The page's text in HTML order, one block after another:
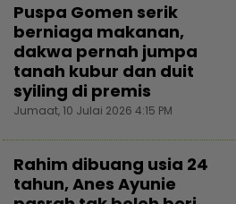
Puspa Gomen serik
berniaga makanan,
dakwa pernah jumpa
tanah kubur dan duit
syiling di premis
Jumaat, 10 Julai 2026 4:15 PM
Rahim dibuang usia 24
tahun, Anes Ayunie